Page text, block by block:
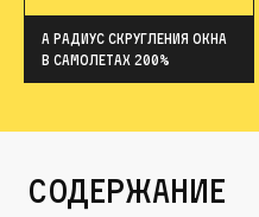
А радиус скругления окна
в самолетах 200%
содержание